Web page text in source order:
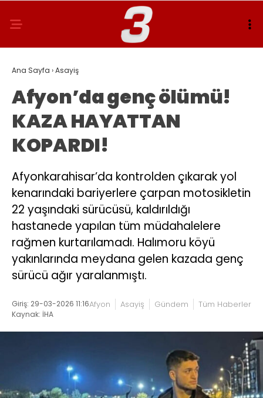
Ana Sayfa ›Asayiş
Afyon’da genç ölümü!
KAZA HAYATTAN
KOPARDI!
Afyonkarahisar’da kontrolden çıkarak yol
kenarındaki bariyerlere çarpan motosikletin
22 yaşındaki sürücüsü, kaldırıldığı
hastanede yapılan tüm müdahalelere
rağmen kurtarılamadı. Halımoru köyü
yakınlarında meydana gelen kazada genç
sürücü ağır yaralanmıştı.
Giriş: 29-03-2026 11:16
Kaynak: İHA
Afyon Asayiş Gündem Tüm Haberler